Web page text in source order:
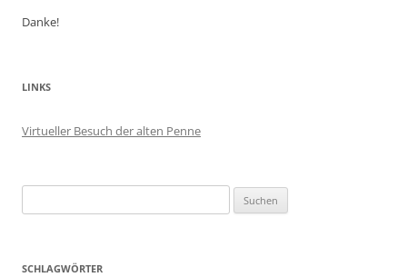
Danke!
LINKS
Virtueller Besuch der alten Penne
nach:
SCHLAGWÖRTER